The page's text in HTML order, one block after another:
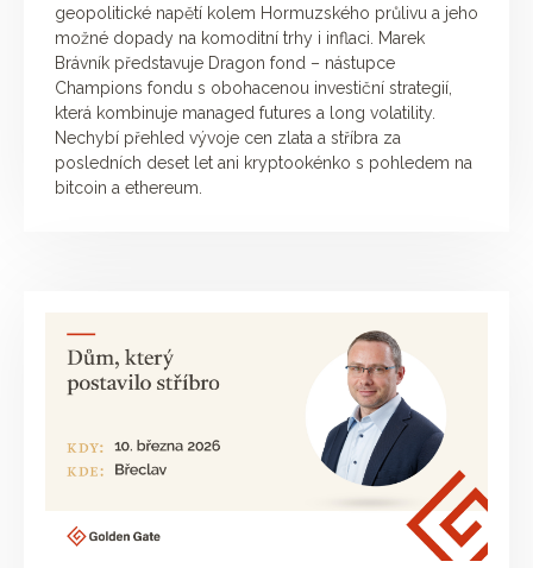
geopolitické napětí kolem Hormuzského průlivu a jeho
možné dopady na komoditní trhy i inflaci. Marek
Brávník představuje Dragon fond – nástupce
Champions fondu s obohacenou investiční strategií,
která kombinuje managed futures a long volatility.
Nechybí přehled vývoje cen zlata a stříbra za
posledních deset let ani kryptookénko s pohledem na
bitcoin a ethereum.